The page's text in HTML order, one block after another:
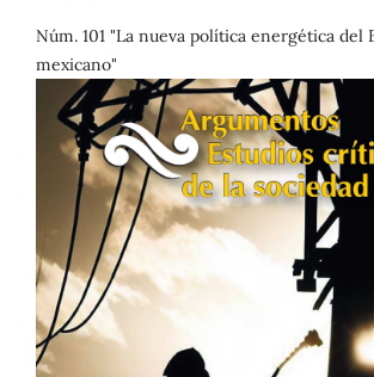
Núm. 101 "La nueva política energética del
mexicano"